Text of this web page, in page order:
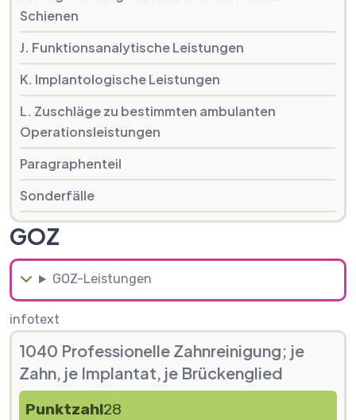
Schienen
J. Funktionsanalytische Leistungen
K. Implantologische Leistungen
L. Zuschläge zu bestimmten ambulanten
Operationsleistungen
Paragraphenteil
Sonderfälle
GOZ
GOZ-Leistungen
infotext
1040 Professionelle Zahnreinigung; je
Zahn, je Implantat, je Brückenglied
Punktzahl28